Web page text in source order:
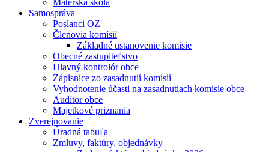
Materská škola
Samospráva
Poslanci OZ
Členovia komísií
Základné ustanovenie komisie
Obecné zastupiteľstvo
Hlavný kontrolór obce
Zápisnice zo zasadnutií komisií
Vyhodnotenie účasti na zasadnutiach komisie obce
Audítor obce
Majetkové priznania
Zverejnovanie
Úradná tabuľa
Zmluvy, faktúry, objednávky